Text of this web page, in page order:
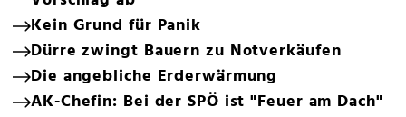
Kein Grund für Panik
Dürre zwingt Bauern zu Notverkäufen
Die angebliche Erderwärmung
AK-Chefin: Bei der SPÖ ist "Feuer am Dach"